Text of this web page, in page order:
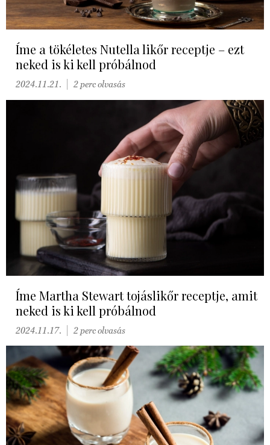
Íme a tökéletes Nutella likőr receptje – ezt
neked is ki kell próbálnod
2024.11.21. 2 perc olvasás
Íme Martha Stewart tojáslikőr receptje, amit
neked is ki kell próbálnod
2024.11.17. 2 perc olvasás